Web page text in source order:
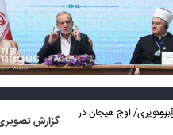
گزارش